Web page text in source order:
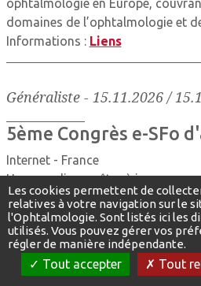
ophtalmologie en Europe,
domaines de l’ophtalmologie et
Informations : Liens
Généraliste- 15.11.2026 /
5ème Congrès e-SFo
Internet - France
Un samedi pour être à jour.
Informations :Lien
Rétine - DMLA-20.11.2026 /
Les cookies permettent de
relatives à votre navigation sur le
l'Ophtalmologie. Sont listés ici les
utilisés. Vous pouvez gérer vos
régler de manière indépendante.
Tout accepter Tout